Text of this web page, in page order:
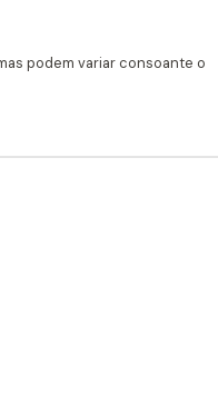
podem variar consoante o